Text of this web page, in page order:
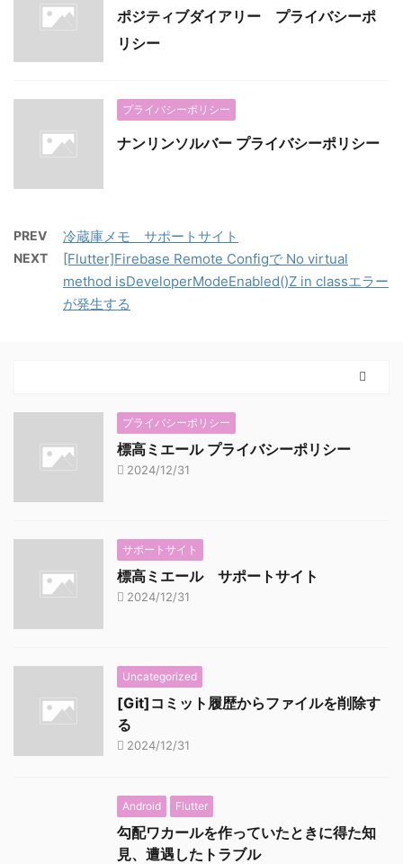
ポジティブダイアリー プライバシーポ
リシー
プライバシーポリシー
ナンリンソルバー プライバシーポリシー
PREV 冷蔵庫メモ サポートサイト
NEXT
[Flutter]Firebase Remote Configで No virtual
method isDeveloperModeEnabled()Z in classエラー
が発生する
プライバシーポリシー
標高ミエール プライバシーポリシー
2024/12/31
サポートサイト
標高ミエール サポートサイト
2024/12/31
Uncategorized
[Git]コミット履歴からファイルを削除す
る
2024/12/31
Android Flutter
勾配ワカールを作っていたときに得た知
見、遭遇したトラブル